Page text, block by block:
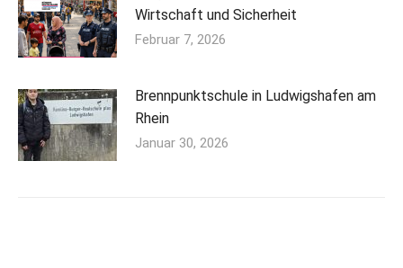
Wirtschaft und Sicherheit
Februar 7, 2026
Brennpunktschule in Ludwigshafen am
Rhein
Januar 30, 2026